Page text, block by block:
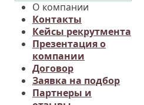
О компании
Контакты
Кейсы рекрутмента
Презентация о
компании
Договор
Заявка на подбор
Партнеры и